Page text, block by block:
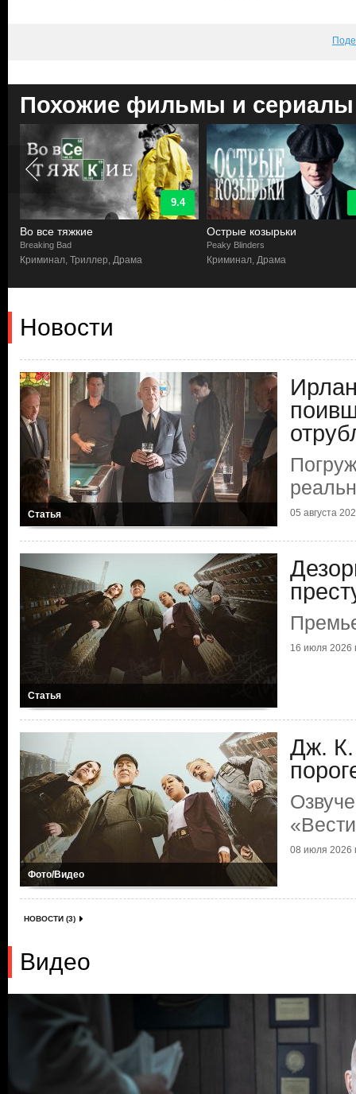
Похожие фильмы и сериалы
9.4
Во все тяжкие
Breaking Bad
Криминал, Триллер, Драма
Острые козырьки
Peaky Blinders
Криминал, Драма
Новости
Статья 05 августа
Статья
16 июля 2026
Фото/Видео
Дж.
08 июля 2026
НОВОСТИ (3)
Видео